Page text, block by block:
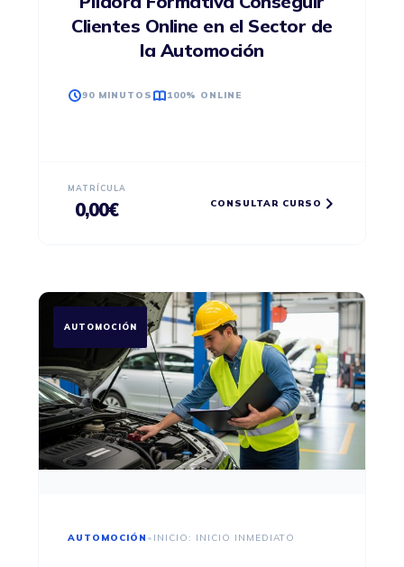
Clientes Online en el Sector de
la Automoción
90 MINUTOS 100% ONLINE
MATRÍCULA
0,00€ CONSULTAR CURSO
AUTOMOCIÓN
AUTOMOCIÓN • INICIO: INICIO INMEDIATO